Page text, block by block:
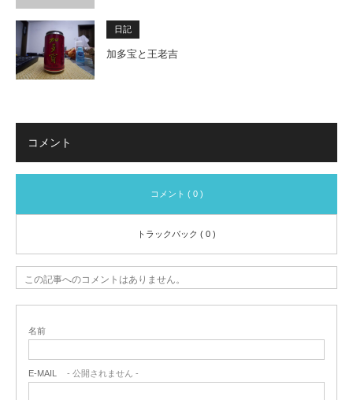
日記
加多宝と王老吉
コメント
コメント ( 0 )
トラックバック ( 0 )
この記事へのコメントはありません。
名前
E-MAIL - 公開されません -